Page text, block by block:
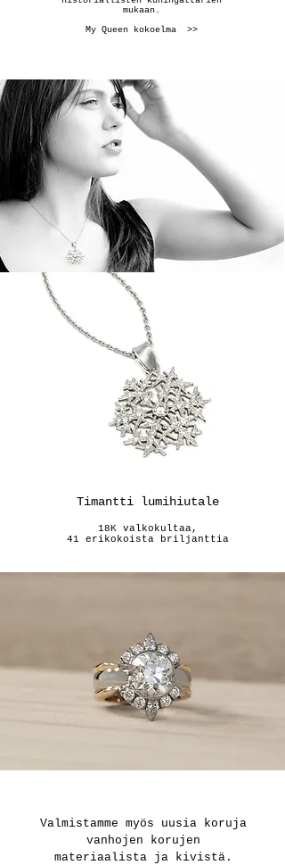
mukaan.
My Queen kokoelma >>
Timantti lumihiutale
18K valkokultaa,
41 erikokoista briljanttia
Valmistamme myös uusia koruja
vanhojen korujen
materiaalista ja kivistä.